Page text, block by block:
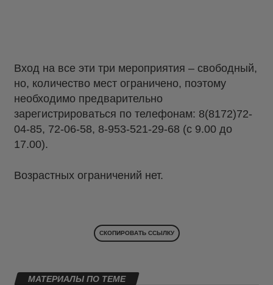
Вход на все эти три мероприятия – свободный,
но, количество мест ограничено, поэтому
необходимо предварительно
зарегистрироваться по телефонам: 8(8172)72-
04-85, 72-06-58, 8-953-521-29-68 (с 9.00 до
17.00).
Возрастных ограничений нет.
СКОПИРОВАТЬ ССЫЛКУ
МАТЕРИАЛЫ ПО ТЕМЕ